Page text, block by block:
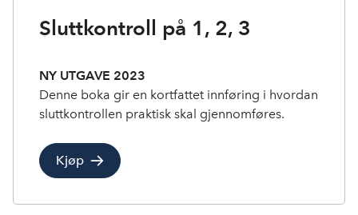
Sluttkontroll på 1, 2, 3
NY UTGAVE 2023
Denne boka gir en kortfattet innføring i hvordan
sluttkontrollen praktisk skal gjennomføres.
Kjøp